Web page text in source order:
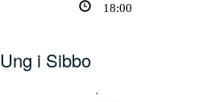
18:00
Ung i Sibbo